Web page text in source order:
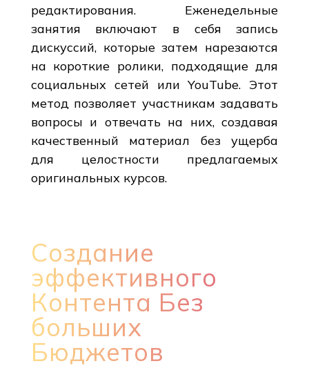
редактирования. Еженедельные
занятия включают в себя запись
дискуссий, которые затем нарезаются
на короткие ролики, подходящие для
социальных сетей или YouTube. Этот
метод позволяет участникам задавать
вопросы и отвечать на них, создавая
качественный материал без ущерба
для целостности предлагаемых
оригинальных курсов.
Создание
эффективного
Контента Без
больших
Бюджетов